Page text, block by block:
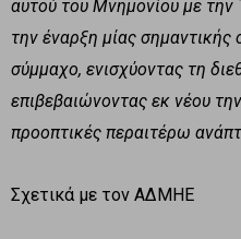
αυτού του Μνημονίου με την
την έναρξη μίας σημαντικής
σύμμαχο, ενισχύοντας τη
επιβεβαιώνοντας εκ νέου
προοπτικές περαιτέρω
Σχετικά με τον ΑΔΜΗΕ